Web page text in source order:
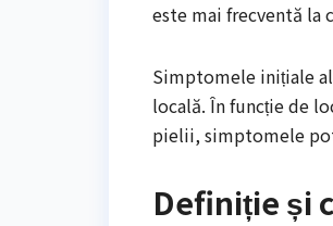
este mai frecventă la
Simptomele inițiale
locală. În funcție de
pielii, simptomele
Definiție și